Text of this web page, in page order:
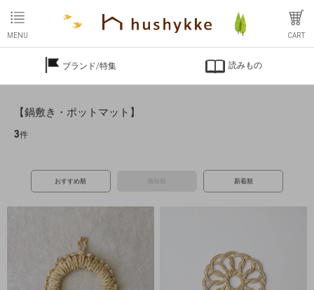
MENU CART
ブランド/特集 読みもの
【鍋敷き・ポットマット】
3件
おすすめ順 新着順